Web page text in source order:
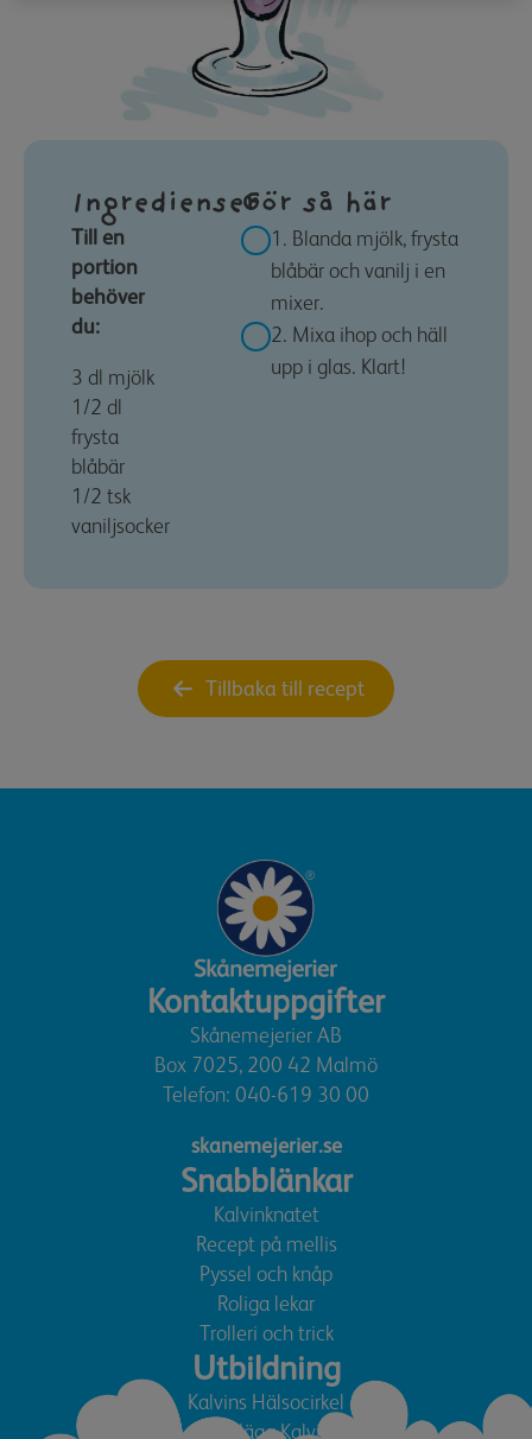
Ingredienser
Till en
portion
behöver
du:
3 dl mjölk
1/2 dl
frysta
blåbär
1/2 tsk
vaniljsocker
Gör så här
1. Blanda mjölk, frysta
blåbär och vanilj i en
mixer.
2. Mixa ihop och häll
upp i glas. Klart!
Tillbaka till recept
Kontaktuppgifter
Skånemejerier AB
Box 7025, 200 42 Malmö
Telefon: 040-619 30 00
skanemejerier.se
Snabblänkar
Kalvinknatet
Recept på mellis
Pyssel och knåp
Roliga lekar
Trolleri och trick
Utbildning
Kalvins Hälsocirkel
Färglägg Kalvin